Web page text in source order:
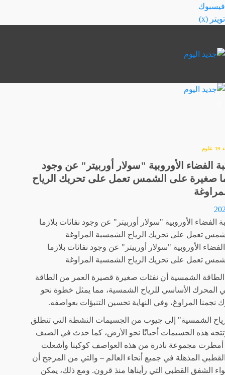
تخطي
إلى
فيسبوك
تويتر (x)
علوم
الأوروبية "سولار أوربيتر" عن وجود
صغيرة على الشمس تعمل على تحريك الرياح
الأوروبية "سولار أوربيتر" عن وجود نفاثات بلازما
تعمل على تحريك الرياح الشمسية المراوغة
الشمسية أن نفثات صغيرة قصيرة العمر من الطاقة
الأساسي للرياح الشمسية، مما يمثل خطوة نحو
المراوغ، وفي النهاية تحسين التنبؤات بعواصفه.
الشمسية" إلى جيوب من الجسيمات النشطة التي تنطلق
هذه الجسيمات أحيانًا نحو الأرض، كما حدث في الصيف
أمطرت مجموعة نادرة من هذه العواصف كوكبنا وأشعلت
المذهلة في جميع أنحاء العالم – والتي من المرجح أن
الشفق القطبي التي رأيناها منذ قرون. ومع ذلك، يمكن